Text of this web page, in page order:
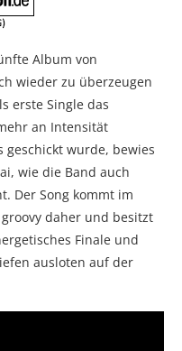
Album von
wieder zu überzeugen
erste Single das
an Intensität
geschickt wurde, bewies
wie die Band auch
Der Song kommt im
daher und besitzt
Finale und
ausloten auf der